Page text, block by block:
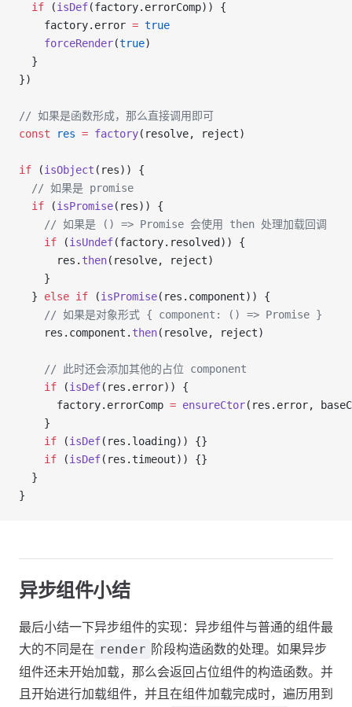
  if
(isDef(factory.errorComp)) {
    factory.error
= true
    forceRender
(true)
  }
})
// 如果是函数形成，那么直接调用即可
const res = factory(resolve, reject)
if (isObject (res)) {
  // 如果是 promise
  if
(isPromise(res)) {
    // 如果是 () => Promise 会使用 then 处理加载回调
    if
(isUndef(factory.resolved)) {
      res.
then(resolve, reject)
    }
  }
else if (isPromise(res.component)) {
    // 如果是对象形式 { component: () => Promise }
    res.component.
then(resolve, reject)
    // 此时还会添加其他的占位 component
    if
(isDef(res.error)) {
      factory.errorComp
= ensureCtor(res.error,
    }
    if
(isDef(res.loading)) {}
    if
(isDef(res.timeout)) {}
  }
}
异步组件小结
最后小结一下异步组件的实现：异步组件与普通的组件最
大的不同是在 render 阶段构造函数的处理。如果异步
组件还未开始加载，那么会返回占位组件的构造函数。并
且开始进行加载组件，并且在组件加载完成时，遍历用到